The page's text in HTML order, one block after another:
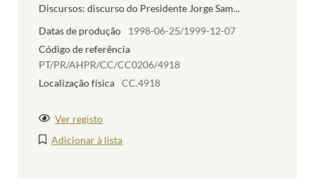
Discursos: discurso do Presidente Jorge Sam...
Datas de produção
1998-06-25/1999-12-07
Código de referência
PT/PR/AHPR/CC/CC0206/4918
Localização física CC.4918
Ver registo
Adicionar à lista